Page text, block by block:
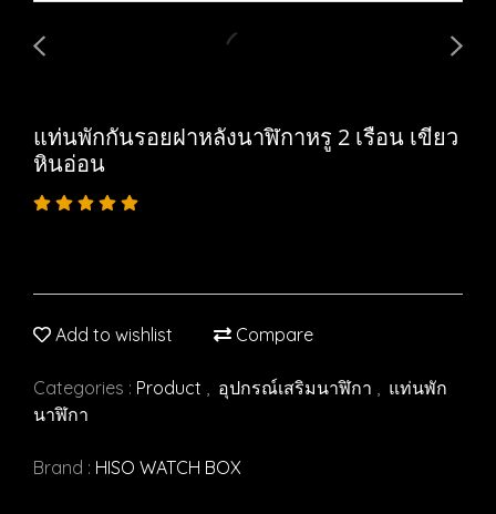
แท่นพักกันรอยฝาหลังนาฬิกาหรู 2 เรือน เขียว
หินอ่อน
Add to wishlist Compare
Categories : Product , อุปกรณ์เสริมนาฬิกา , แท่นพัก
นาฬิกา
Brand : HISO WATCH BOX